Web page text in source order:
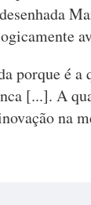
porque é a
[...]. A
na